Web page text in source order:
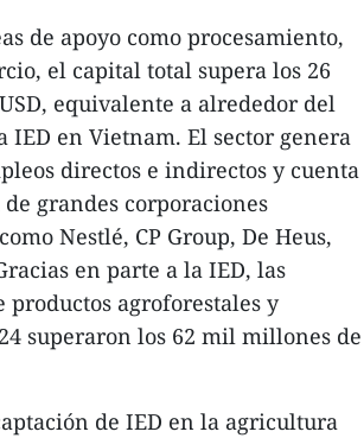
de apoyo como procesamiento,
el capital total supera los 26
equivalente a alrededor del
IED en Vietnam. El sector genera
directos e indirectos y cuenta
grandes corporaciones
Nestlé, CP Group, De Heus,
en parte a la IED, las
productos agroforestales y
superaron los 62 mil millones de
de IED en la agricultura